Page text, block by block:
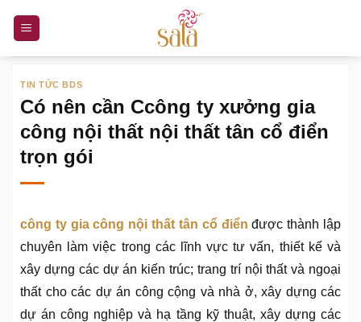
nội
TIN TỨC BDS
Có nên cần Ccông ty xưởng gia
công nội thất nội thất tân cổ điển
trọn gói
công ty gia công nội thất tân cổ điển được thành lập
chuyên làm việc trong các lĩnh vực tư vấn, thiết kế và
xây dựng các dự án kiến trúc; trang trí nội thất và ngoại
thất cho các dự án công cộng và nhà ở, xây dựng các
dự án công nghiệp và hạ tầng kỹ thuật, xây dựng các